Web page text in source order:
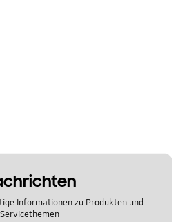
Informationen zu Produkten und
Servicethemen